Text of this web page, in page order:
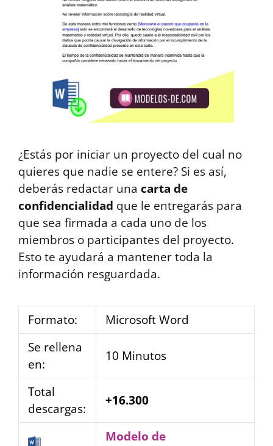
¿Estás por iniciar un proyecto del cual no
quieres que nadie se entere? Si es así,
deberás redactar una carta de
confidencialidad que le entregarás para
que sea firmada a cada uno de los
miembros o participantes del proyecto.
Esto te ayudará a mantener toda la
información resguardada.
Formato:
Microsoft Word
Se rellena
en:
10 Minutos
Total
descargas:
+16.300
Modelo de